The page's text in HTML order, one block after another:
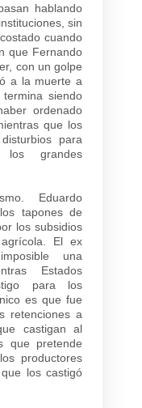
hablando
sin
cuando
que Fernando
con un golpe
a la muerte a
siendo
ordenado
que los
para
los grandes
Eduardo
tapones de
los subsidios
El ex
una
Estados
para los
es que fue
retenciones a
castigan al
que pretende
productores
los castigó